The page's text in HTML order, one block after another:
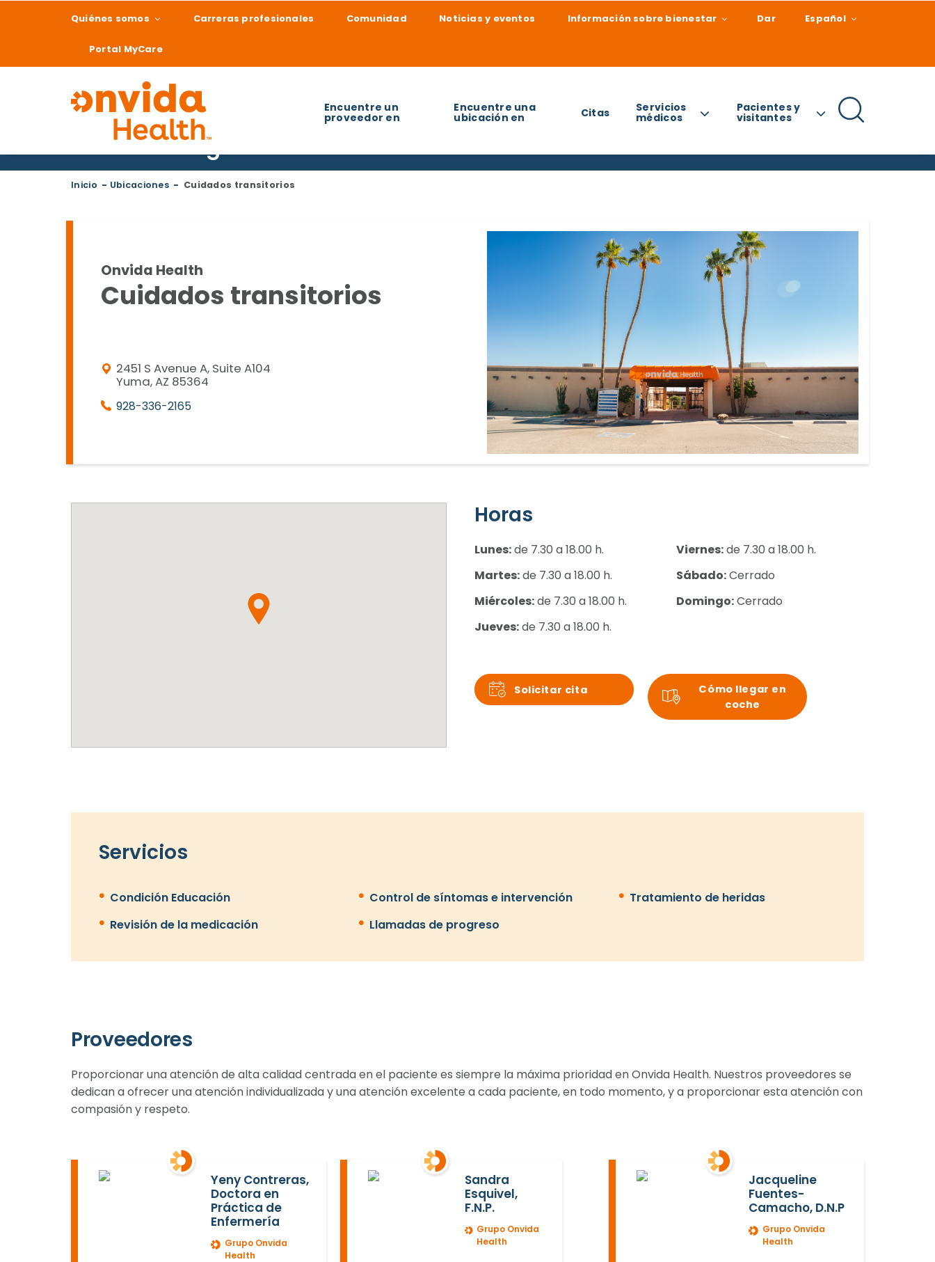
Quiénes somos Carreras profesionales Comunidad Noticias y eventos Información sobre bienestar Dar Español
Portal MyCare
Encuentre un
proveedor en
Encuentre una
ubicación en Citas Servicios
médicos
Pacientes y
visitantes
¿Qué podemos ayudarle a encontrar?
Buscar un lugar
Inicio - Ubicaciones - Cuidados transitorios
Onvida Health
Cuidados transitorios
2451 S Avenue A, Suite A104
Yuma, AZ 85364
928-336-2165
Horas
Lunes:de 7.30 a 18.00 h.
Martes:de 7.30 a 18.00 h.
Miércoles:de 7.30 a 18.00 h.
Jueves:de 7.30 a 18.00 h.
Viernes:de 7.30 a 18.00 h.
Sábado:Cerrado
Domingo:Cerrado
Solicitar cita
Cómo llegar en
coche
Servicios
Condición Educación
Revisión de la medicación
Control de síntomas e intervención
Llamadas de progreso
Tratamiento de heridas
Proveedores
Proporcionar una atención de alta calidad centrada en el paciente es siempre la máxima prioridad en Onvida Health. Nuestros proveedores se
dedican a ofrecer una atención individualizada y una atención excelente a cada paciente, en todo momento, y a proporcionar esta atención con
compasión y respeto.
Yeny Contreras,
Doctora en
Práctica de
Enfermería
Grupo Onvida
Health
Sandra
Esquivel,
F.N.P.
Grupo Onvida
Health
Jacqueline
Fuentes-
Camacho, D.N.P
Grupo Onvida
Health